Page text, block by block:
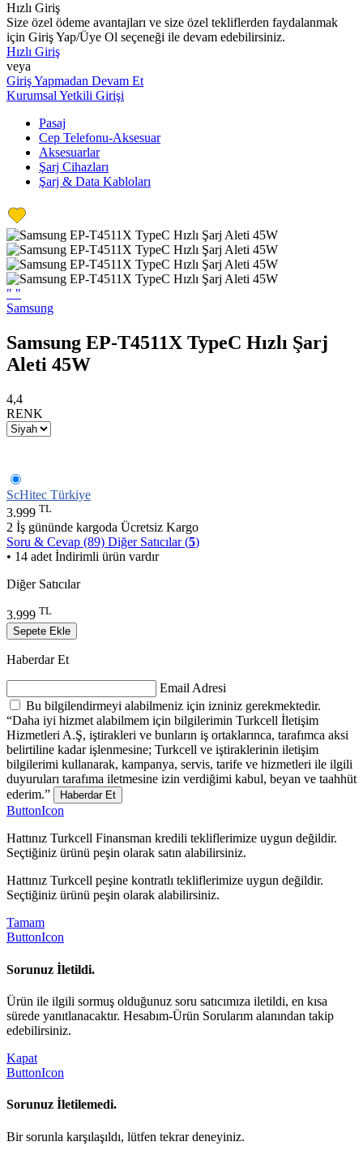
Hızlı Giriş
Size özel ödeme avantajları ve size özel tekliflerden faydalanmak
için Giriş Yap/Üye Ol seçeneği ile devam edebilirsiniz.
Hızlı Giriş
veya
Giriş Yapmadan Devam Et
Kurumsal Yetkili Girişi
Pasaj
Cep Telefonu-Aksesuar
Aksesuarlar
Şarj Cihazları
Şarj & Data Kabloları
" "
Samsung
Samsung EP-T4511X TypeC Hızlı Şarj
Aleti 45W
4,4
RENK
ScHitec Türkiye
3.999 TL
2 İş gününde kargoda Ücretsiz Kargo
Soru & Cevap (89) Diğer Satıcılar (5)
• 14 adet İndirimli ürün vardır
Diğer Satıcılar
3.999 TL
Sepete Ekle
Haberdar Et
Email Adresi
Bu bilgilendirmeyi alabilmeniz için izniniz gerekmektedir.
“Daha iyi hizmet alabilmem için bilgilerimin Turkcell İletişim
Hizmetleri A.Ş, iştirakleri ve bunların iş ortaklarınca, tarafımca aksi
belirtiline kadar işlenmesine; Turkcell ve iştiraklerinin iletişim
bilgilerimi kullanarak, kampanya, servis, tarife ve hizmetleri ile ilgili
duyuruları tarafıma iletmesine izin verdiğimi kabul, beyan ve taahhüt
ederim.”
Haberdar Et
ButtonIcon
Hattınız Turkcell Finansman kredili tekliflerimize uygun değildir.
Seçtiğiniz ürünü peşin olarak satın alabilirsiniz.
Hattınız Turkcell peşine kontratlı tekliflerimize uygun değildir.
Seçtiğiniz ürünü peşin olarak alabilirsiniz.
Tamam
ButtonIcon
Sorunuz İletildi.
Ürün ile ilgili sormuş olduğunuz soru satıcımıza iletildi, en kısa
sürede yanıtlanacaktır. Hesabım-Ürün Sorularım alanından takip
edebilirsiniz.
Kapat
ButtonIcon
Sorunuz İletilemedi.
Bir sorunla karşılaşıldı, lütfen tekrar deneyiniz.